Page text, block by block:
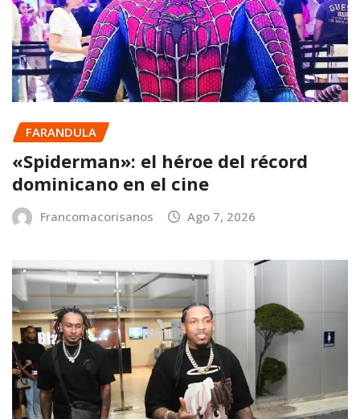
FARANDULA
«Spiderman»: el héroe del récord
dominicano en el cine
Francomacorisanos Ago 7, 2026